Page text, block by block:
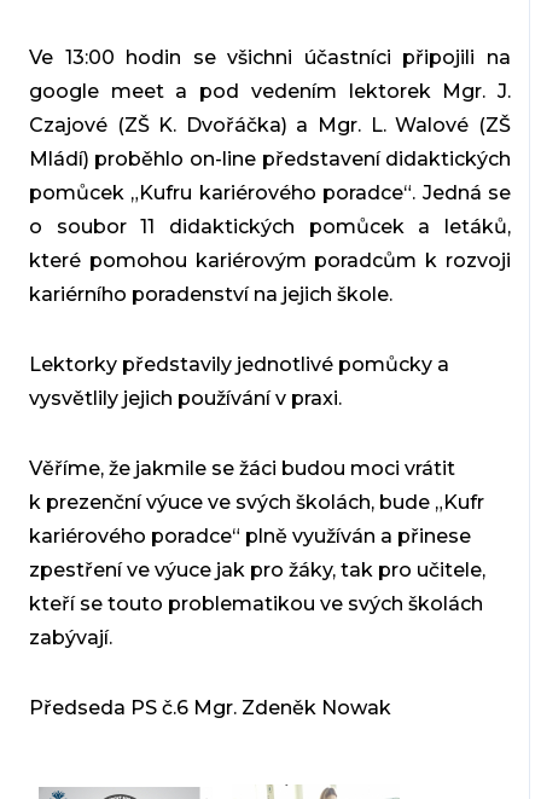
Ve 13:00 hodin se všichni účastníci připojili na
google meet a pod vedením lektorek Mgr. J.
Czajové (ZŠ K. Dvořáčka) a Mgr. L. Walové (ZŠ
Mládí) proběhlo on-line představení didaktických
pomůcek „Kufru kariérového poradce“. Jedná se
o soubor 11 didaktických pomůcek a letáků,
které pomohou kariérovým poradcům k rozvoji
kariérního poradenství na jejich škole.
Lektorky představily jednotlivé pomůcky a
vysvětlily jejich používání v praxi.
Věříme, že jakmile se žáci budou moci vrátit
k prezenční výuce ve svých školách, bude „Kufr
kariérového poradce“ plně využíván a přinese
zpestření ve výuce jak pro žáky, tak pro učitele,
kteří se touto problematikou ve svých školách
zabývají.
Předseda PS č.6 Mgr. Zdeněk Nowak